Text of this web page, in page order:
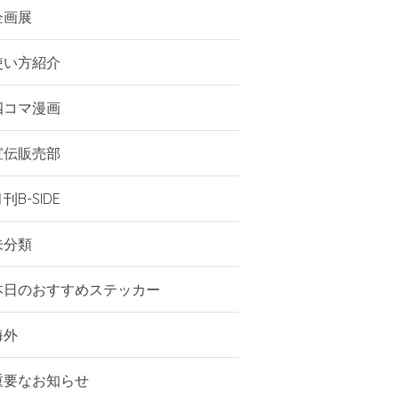
画展
い方紹介
コマ漫画
伝販売部
B-SIDE
分類
日のおすすめステッカー
外
要なお知らせ